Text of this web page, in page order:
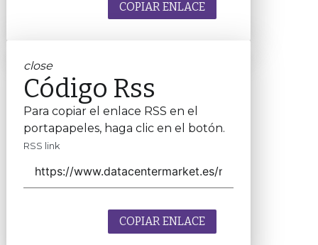
COPIAR ENLACE
close
Código Rss
Para copiar el enlace RSS en el
portapapeles, haga clic en el botón.
RSS link
COPIAR ENLACE